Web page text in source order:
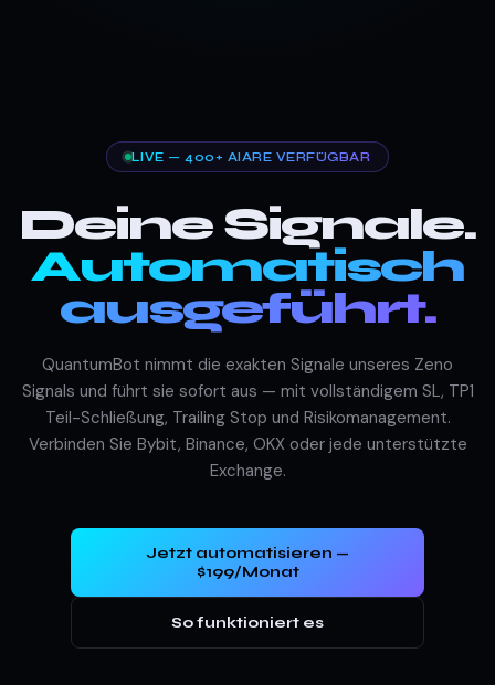
LIVE — 400+ AIARE VERFÜGBAR
Deine Signale.
Automatisch
ausgeführt.
QuantumBot nimmt die exakten Signale unseres Zeno
Signals und führt sie sofort aus — mit vollständigem SL, TP1
Teil-Schließung, Trailing Stop und Risikomanagement.
Verbinden Sie Bybit, Binance, OKX oder jede unterstützte
Exchange.
Jetzt automatisieren —
$199/Monat
So funktioniert es